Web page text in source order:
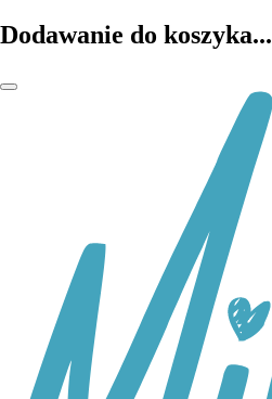
Dodawanie do koszyka...